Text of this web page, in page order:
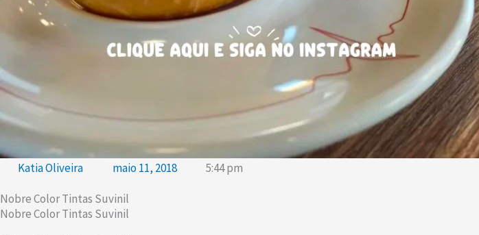
Katia Oliveira maio 11, 2018 5:44 pm
Nobre Color Tintas Suvinil
Nobre Color Tintas Suvinil